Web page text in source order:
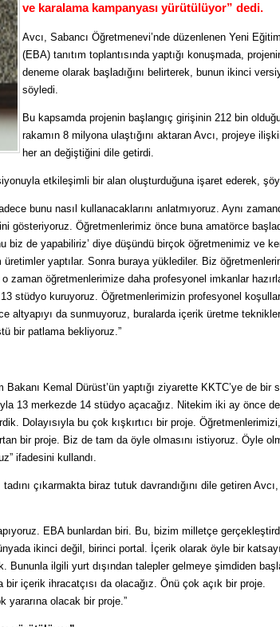
ve karalama kampanyası yürütülüyor” dedi.
Avcı, Sabancı Öğretmenevi’nde düzenlenen Yeni
(EBA) tanıtım toplantısında yaptığı konuşmada,
deneme olarak başladığını belirterek, bunun ikinci
söyledi.
Bu kapsamda projenin başlangıç girişinin 212 bin
rakamın 8 milyona ulaştığını aktaran Avcı, projeye
her an değiştiğini dile getirdi.
etkileşimli bir alan oluşturduğuna işaret ederek,
bunu nasıl kullanacaklarını anlatmıyoruz. Aynı
gösteriyoruz. Öğretmenlerimiz önce buna amatörce
biz de yapabiliriz’ diye düşündü birçok öğretmenimiz ve
yaptılar. Sonra buraya yüklediler. Biz
zaman öğretmenlerimize daha profesyonel imkanlar
stüdyo kuruyoruz. Öğretmenlerimizin profesyonel
altyapıyı da sunmuyoruz, buralarda içerik üretme
bir patlama bekliyoruz.”
Kemal Dürüst’ün yaptığı ziyarette KKTC’ye de bir
13 merkezde 14 stüdyo açacağız. Nitekim iki ay önce
Dolayısıyla bu çok kışkırtıcı bir proje.
bir proje. Biz de tam da öyle olmasını istiyoruz. Öyle
ifadesini kullandı.
çıkarmakta biraz tutuk davrandığını dile getiren
EBA bunlardan biri. Bu, bizim milletçe
ikinci değil, birinci portal. İçerik olarak öyle bir
ilgili yurt dışından talepler gelmeye şimdiden
bir içerik ihracatçısı da olacağız. Önü çok açık bir proje.
yararına olacak bir proje.”